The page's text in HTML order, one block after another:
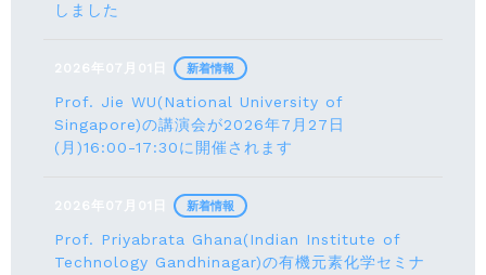
しました
2026年07月01日
Prof. Jie WU(National University of
Singapore)の講演会が2026年7月27日
(月)16:00-17:30に開催されます
新着情報
2026年07月01日
Prof. Priyabrata Ghana(Indian Institute of
Technology Gandhinagar)の有機元素化学セミナ
新着情報